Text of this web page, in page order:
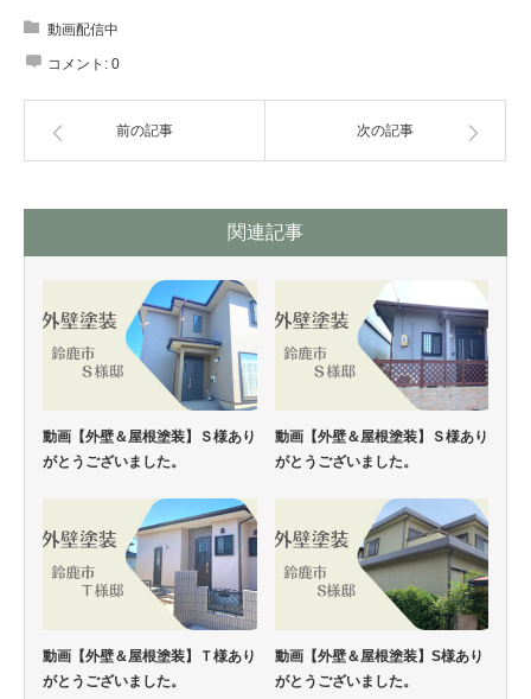
動画配信中
コメント: 0
前の記事 次の記事
関連記事
動画【外壁＆屋根塗装】Ｓ様あり
がとうございました。
動画【外壁＆屋根塗装】Ｓ様あり
がとうございました。
動画【外壁＆屋根塗装】Ｔ様あり
がとうございました。
動画【外壁＆屋根塗装】S様あり
がとうございました。